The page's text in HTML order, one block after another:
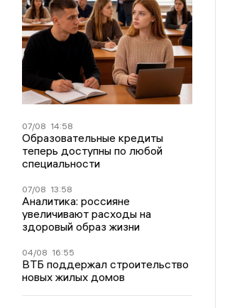
07/08 14:58
Образовательные кредиты
теперь доступны по любой
специальности
07/08 13:58
Аналитика: россияне
увеличивают расходы на
здоровый образ жизни
04/08 16:55
ВТБ поддержал строительство
новых жилых домов